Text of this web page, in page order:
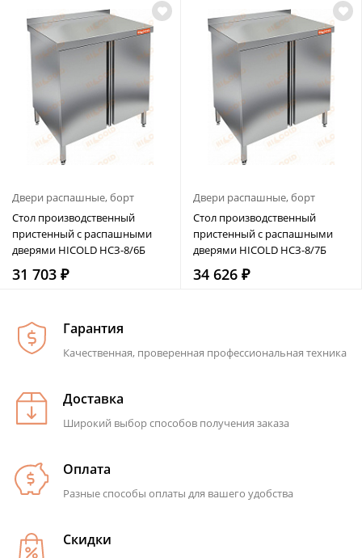
Двери распашные, борт
Стол производственный
пристенный с распашными
дверями HICOLD НСЗ-8/6Б
31 703 ₽
Двери распашные, борт
Стол производственный
пристенный с распашными
дверями HICOLD НСЗ-8/7Б
34 626 ₽
Гарантия
Качественная, проверенная профессиональная техника
Доставка
Широкий выбор способов получения заказа
Оплата
Разные способы оплаты для вашего удобства
Скидки